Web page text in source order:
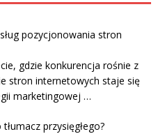
pozycjonowania stron
gdzie konkurencja rośnie z
stron internetowych staje się
marketingowej …
przysięgłego?